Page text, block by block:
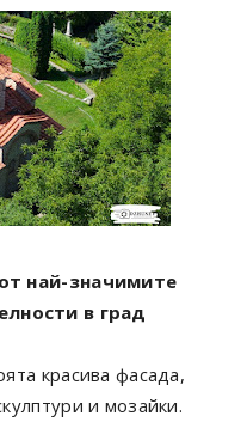
най-значимите
в град
красива фасада,
и мозайки.